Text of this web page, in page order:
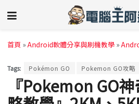
首頁 »Android軟體分享與刷機教學 »
Tags: Pokémon GO Pokemon GO攻略
『Pokemon GO